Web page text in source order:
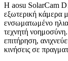
Η aosu SolarCam
εξωτερική κάμερα
ενσωματωμένο
τεχνητή
επιτήρηση,
κινήσεις σε